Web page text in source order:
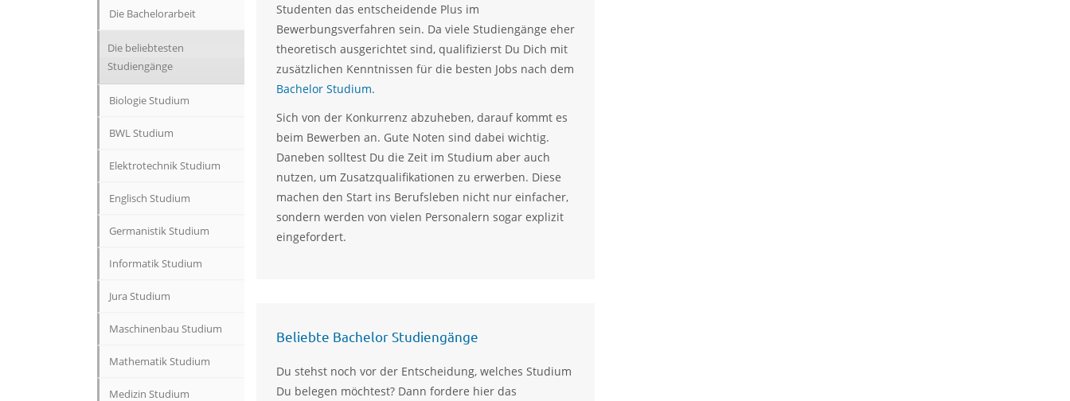
Studenten das entscheidende Plus im
Bewerbungsverfahren sein. Da viele Studiengänge eher
theoretisch ausgerichtet sind, qualifizierst Du Dich mit
zusätzlichen Kenntnissen für die besten Jobs nach dem
Bachelor Studium.
Sich von der Konkurrenz abzuheben, darauf kommt es
beim Bewerben an. Gute Noten sind dabei wichtig.
Daneben solltest Du die Zeit im Studium aber auch
nutzen, um Zusatzqualifikationen zu erwerben. Diese
machen den Start ins Berufsleben nicht nur einfacher,
sondern werden von vielen Personalern sogar explizit
eingefordert.
Beliebte Bachelor Studiengänge
Du stehst noch vor der Entscheidung, welches Studium
Du belegen möchtest? Dann fordere hier das
Die Bachelorarbeit
Die beliebtesten
Studiengänge
Biologie Studium
BWL Studium
Elektrotechnik Studium
Englisch Studium
Germanistik Studium
Informatik Studium
Jura Studium
Maschinenbau Studium
Mathematik Studium
Medizin Studium